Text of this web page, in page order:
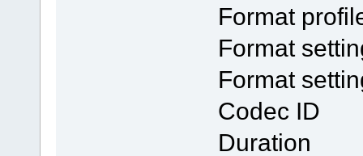
Format
Format
Format
Codec